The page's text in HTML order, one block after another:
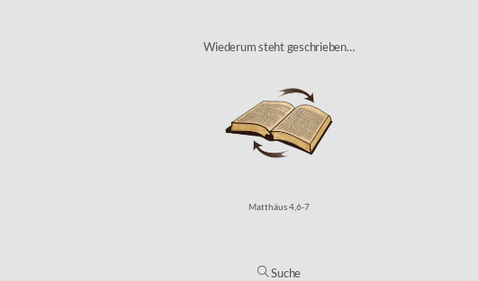
Wiederum steht geschrieben…
Matthäus 4,6-7
Suche